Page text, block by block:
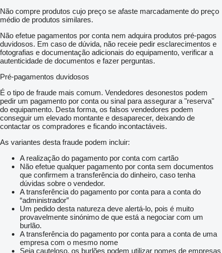
Não compre produtos cujo preço se afaste marcadamente do preço
médio de produtos similares.
Não efetue pagamentos por conta nem adquira produtos pré-pagos
duvidosos. Em caso de dúvida, não receie pedir esclarecimentos e
fotografias e documentação adicionais do equipamento, verificar a
autenticidade de documentos e fazer perguntas.
Pré-pagamentos duvidosos
É o tipo de fraude mais comum. Vendedores desonestos podem
pedir um pagamento por conta ou sinal para assegurar a "reserva"
do equipamento. Desta forma, os falsos vendedores podem
conseguir um elevado montante e desaparecer, deixando de
contactar os compradores e ficando incontactáveis.
As variantes desta fraude podem incluir:
A realização do pagamento por conta com cartão
Não efetue qualquer pagamento por conta sem documentos
que confirmem a transferência do dinheiro, caso tenha
dúvidas sobre o vendedor.
A transferência do pagamento por conta para a conta do
“administrador”
Um pedido desta natureza deve alertá-lo, pois é muito
provavelmente sinónimo de que está a negociar com um
burlão.
A transferência do pagamento por conta para a conta de uma
empresa com o mesmo nome
Seja cauteloso, os burlões podem utilizar nomes de empresas